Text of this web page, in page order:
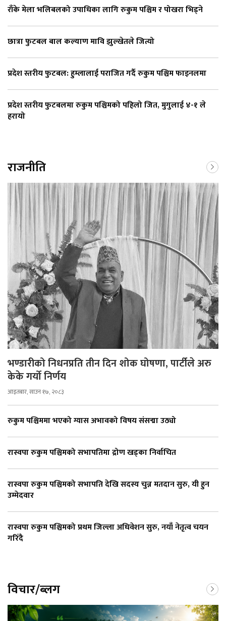
राँके मेला भलिबलको उपाधिका लागि रुकुम पश्चिम र पोखरा भिड्ने
छात्रा फुटबल बाल कल्याण मावि झुल्खेतले जित्यो
प्रदेश स्तरीय फुटबल: हुम्लालाई पराजित गर्दै रुकुम पश्चिम फाइनलमा
प्रदेश स्तरीय फुटबलमा रुकुम पश्चिमको पहिलो जित, मुगुलाई ४-१ ले
हरायो
राजनीति
भण्डारीको निधनप्रति तीन दिन शोक घोषणा, पार्टीले अरु
केके गर्यो निर्णय
आइतबार, साउन १७, २०८३
रुकुम पश्चिममा भएको ग्यास अभावको विषय संसद्मा उठ्यो
रास्वपा रुकुम पश्चिमको सभापतिमा द्रोण खड्का निर्वाचित
रास्वपा रुकुम पश्चिमको सभापति देखि सदस्य चुन्न मतदान सुरु, यी हुन
उम्मेदवार
रास्वपा रुकुम पश्चिमको प्रथम जिल्ला अधिवेशन सुरु, नयाँ नेतृत्व चयन
गरिँदै
विचार/ब्लग